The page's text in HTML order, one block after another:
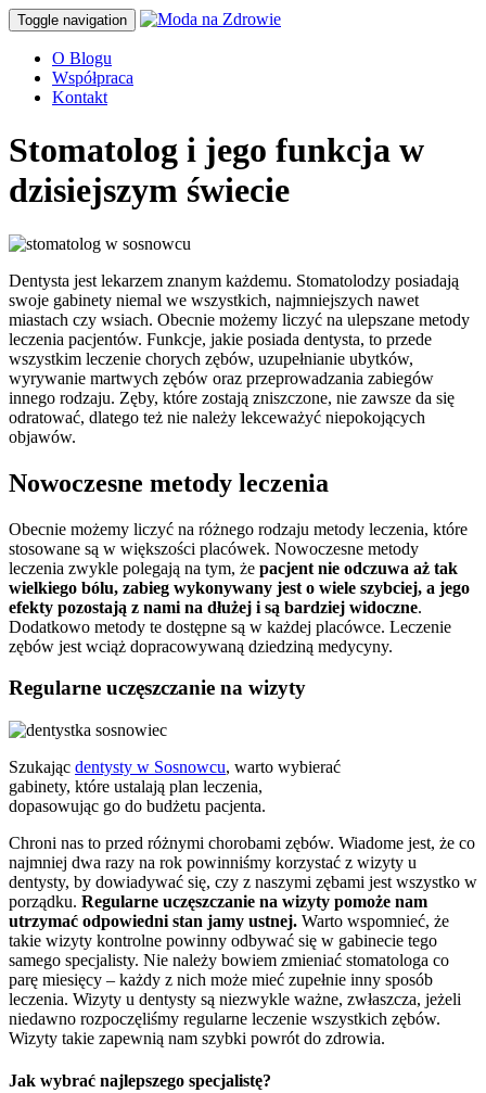
Toggle navigation
O Blogu
Współpraca
Kontakt
Stomatolog i jego funkcja w
dzisiejszym świecie
Dentysta jest lekarzem znanym każdemu. Stomatolodzy posiadają
swoje gabinety niemal we wszystkich, najmniejszych nawet
miastach czy wsiach. Obecnie możemy liczyć na ulepszane metody
leczenia pacjentów. Funkcje, jakie posiada dentysta, to przede
wszystkim leczenie chorych zębów, uzupełnianie ubytków,
wyrywanie martwych zębów oraz przeprowadzania zabiegów
innego rodzaju. Zęby, które zostają zniszczone, nie zawsze da się
odratować, dlatego też nie należy lekceważyć niepokojących
objawów.
Nowoczesne metody leczenia
Obecnie możemy liczyć na różnego rodzaju metody leczenia, które
stosowane są w większości placówek. Nowoczesne metody
leczenia zwykle polegają na tym, że pacjent nie odczuwa aż tak
wielkiego bólu, zabieg wykonywany jest o wiele szybciej, a jego
efekty pozostają z nami na dłużej i są bardziej widoczne.
Dodatkowo metody te dostępne są w każdej placówce. Leczenie
zębów jest wciąż dopracowywaną dziedziną medycyny.
Regularne uczęszczanie na wizyty
Szukając dentysty w Sosnowcu, warto wybierać
gabinety, które ustalają plan leczenia,
dopasowując go do budżetu pacjenta.
Chroni nas to przed różnymi chorobami zębów. Wiadome jest, że co
najmniej dwa razy na rok powinniśmy korzystać z wizyty u
dentysty, by dowiadywać się, czy z naszymi zębami jest wszystko w
porządku. Regularne uczęszczanie na wizyty pomoże nam
utrzymać odpowiedni stan jamy ustnej. Warto wspomnieć, że
takie wizyty kontrolne powinny odbywać się w gabinecie tego
samego specjalisty. Nie należy bowiem zmieniać stomatologa co
parę miesięcy – każdy z nich może mieć zupełnie inny sposób
leczenia. Wizyty u dentysty są niezwykle ważne, zwłaszcza, jeżeli
niedawno rozpoczęliśmy regularne leczenie wszystkich zębów.
Wizyty takie zapewnią nam szybki powrót do zdrowia.
Jak wybrać najlepszego specjalistę?